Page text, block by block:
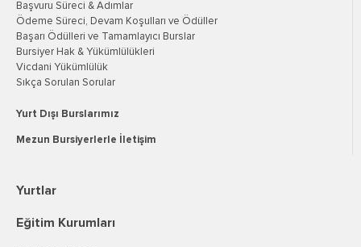
Başvuru Süreci & Adımlar
Ödeme Süreci, Devam Koşulları ve Ödüller
Başarı Ödülleri ve Tamamlayıcı Burslar
Bursiyer Hak & Yükümlülükleri
Vicdani Yükümlülük
Sıkça Sorulan Sorular
Yurt Dışı Burslarımız
Mezun Bursiyerlerle İletişim
Yurtlar
Eğitim Kurumları